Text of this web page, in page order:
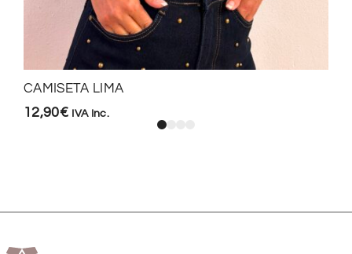
CAMISETA LIMA
12,90€ IVA Inc.